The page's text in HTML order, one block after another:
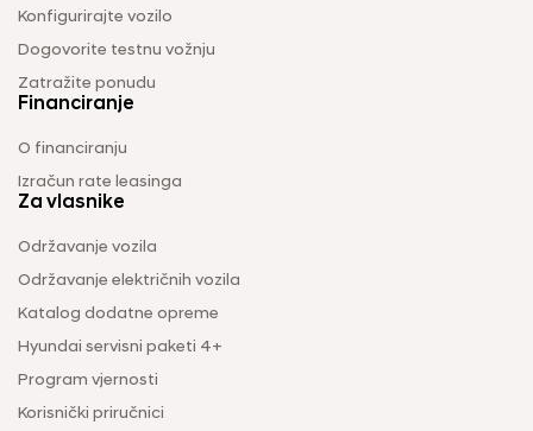
Konfigurirajte vozilo
Dogovorite testnu vožnju
Zatražite ponudu
Financiranje
O financiranju
Izračun rate leasinga
Za vlasnike
Održavanje vozila
Održavanje električnih vozila
Katalog dodatne opreme
Hyundai servisni paketi 4+
Program vjernosti
Korisnički priručnici